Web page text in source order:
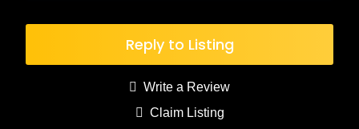
Reply to Listing
Write a Review
Claim Listing